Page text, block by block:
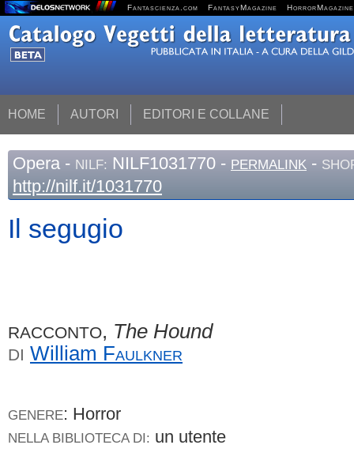
Fantascienza.com FantasyMagazine HorrorMagazine
HOME AUTORI EDITORI E COLLANE
Opera - NILF: NILF1031770 - PERMALINK -
http://nilf.it/1031770
Il segugio
RACCONTO, The Hound
DI William Faulkner
GENERE: Horror
NELLA BIBLIOTECA DI: un utente